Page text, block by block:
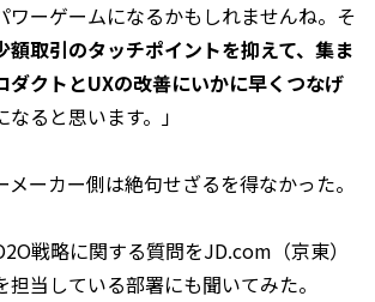
ワーゲームになるかもしれませんね。そ
額取引のタッチポイントを抑えて、集ま
ダクトとUXの改善にいかに早くつなげ
なると思います。」
メーカー側は絶句せざるを得なかった。
戦略に関する質問をJD.com（京東）
当している部署にも聞いてみた。